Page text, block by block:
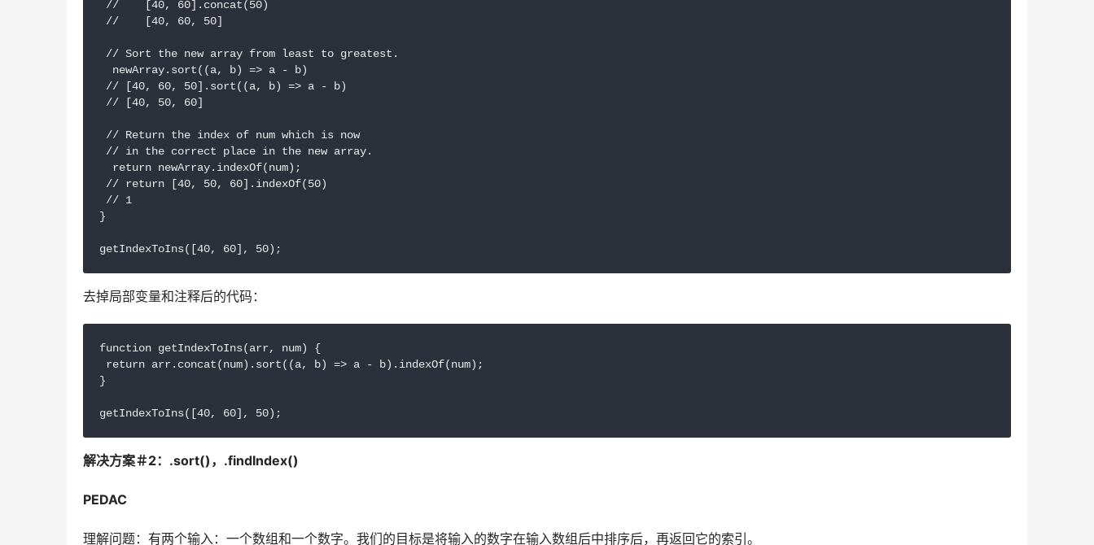
//    [40, 60].concat(50)
//    [40, 60, 50]
// Sort the new array from least to greatest.
  newArray.sort((a, b) => a - b)
// [40, 60, 50].sort((a, b) => a - b)
// [40, 50, 60]
// Return the index of num which is now
// in the correct place in the new array.
  return newArray.indexOf(num);
// return [40, 50, 60].indexOf(50)
// 1
}
getIndexToIns([40, 60], 50);
去掉局部变量和注释后的代码：
function getIndexToIns(arr, num) {
return arr.concat(num).sort((a, b) => a - b).indexOf(num);
}
getIndexToIns([40, 60], 50);
解决方案＃2：.sort()，.findIndex()
PEDAC
理解问题：有两个输入：一个数组和一个数字。我们的目标是将输入的数字在输入数组后中排序后，再返回它的索引。